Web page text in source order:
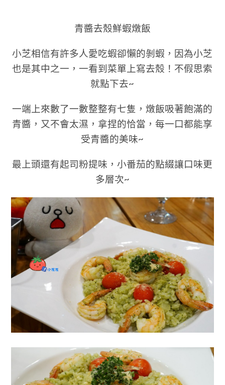
青醬去殼鮮蝦燉飯
小芝相信有許多人愛吃蝦卻懶的剝蝦，因為小芝
也是其中之一，一看到菜單上寫去殼！不假思索
就點下去~
一端上來數了一數整整有七隻，燉飯吸著飽滿的
青醬，又不會太濕，拿捏的恰當，每一口都能享
受青醬的美味~
最上頭還有起司粉提味，小番茄的點綴讓口味更
多層次~